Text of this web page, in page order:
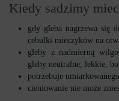
Kiedy sadzimy
gdy gleba nagrzewa się
cebulki mieczyków na
gleby z nadmierną
gleby neutralne, lekkie,
potrzebuje
cieniowanie nie może